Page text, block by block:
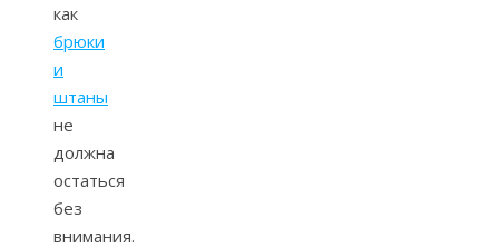
как
брюки
и
штаны
не
должна
остаться
без
внимания.